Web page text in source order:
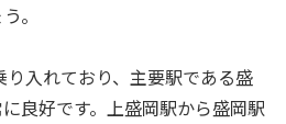
。
入れており、主要駅である盛
良好です。上盛岡駅から盛岡駅